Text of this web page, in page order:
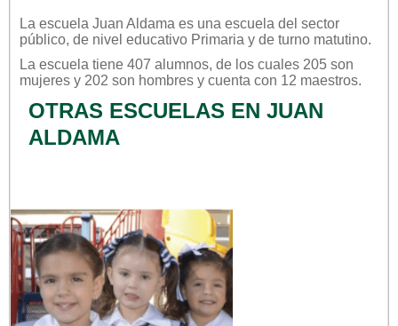
La escuela Juan Aldama es una escuela del sector
público, de nivel educativo Primaria y de turno matutino.
La escuela tiene 407 alumnos, de los cuales 205 son
mujeres y 202 son hombres y cuenta con 12 maestros.
OTRAS ESCUELAS EN JUAN
ALDAMA